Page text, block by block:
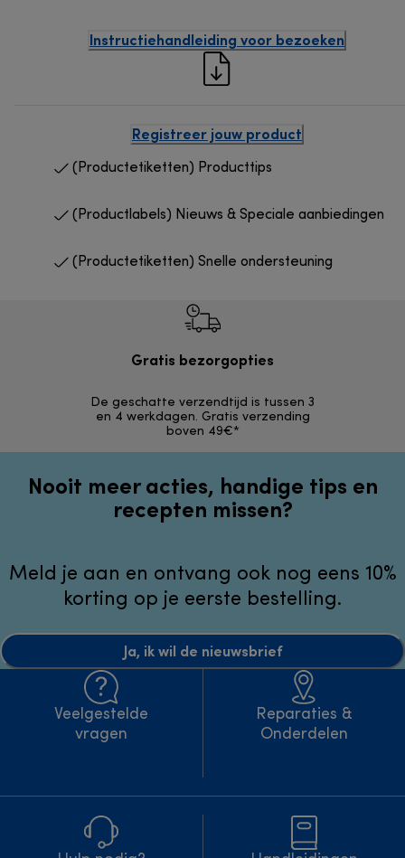
Instructiehandleiding voor bezoeken
Registreer jouw product
(Productetiketten) Producttips
(Productlabels) Nieuws & Speciale aanbiedingen
(Productetiketten) Snelle ondersteuning
Gratis bezorgopties
De geschatte verzendtijd is tussen 3
en 4 werkdagen. Gratis verzending
boven 49€*
Nooit meer acties, handige tips en
recepten missen?
Meld je aan en ontvang ook nog eens 10%
korting op je eerste bestelling.
Ja, ik wil de nieuwsbrief
Veelgestelde
vragen
Reparaties &
Onderdelen